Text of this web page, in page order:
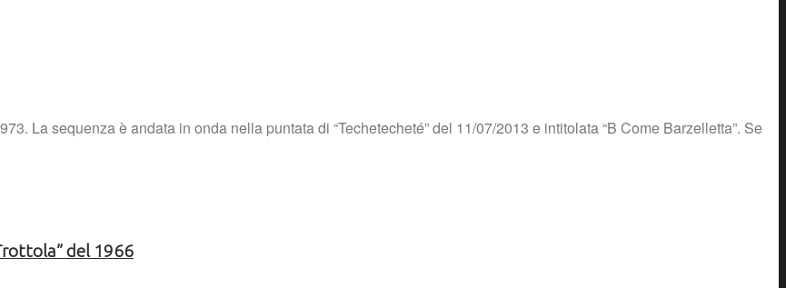
La sequenza è andata in onda nella puntata di “Techetecheté” del 11/07/2013 e intitolata “B Come Barzelletta”. Se
del 1966